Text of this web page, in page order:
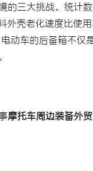
的三大挑战。统计
外壳老化速度比使
动车的后备箱不仅是
摩托车周边装备外